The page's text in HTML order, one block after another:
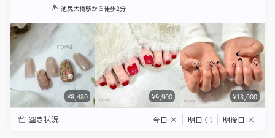
1 2 3 4 5
池尻大橋駅から徒歩2分
¥8,480 ¥9,900 ¥13,000
空き状況 今日 × 明日 ◯ 明後日 ×